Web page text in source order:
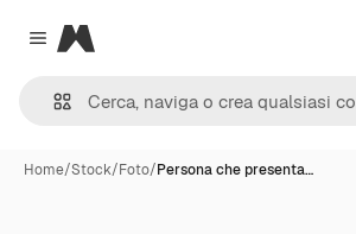
Close menu
Magnific
Home/Stock/Foto/Persona che presenta…